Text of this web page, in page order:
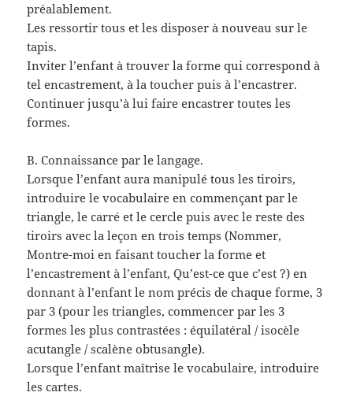
préalablement.
Les ressortir tous et les disposer à nouveau sur le
tapis.
Inviter l’enfant à trouver la forme qui correspond à
tel encastrement, à la toucher puis à l’encastrer.
Continuer jusqu’à lui faire encastrer toutes les
formes.
B. Connaissance par le langage.
Lorsque l’enfant aura manipulé tous les tiroirs,
introduire le vocabulaire en commençant par le
triangle, le carré et le cercle puis avec le reste des
tiroirs avec la leçon en trois temps (Nommer,
Montre-moi en faisant toucher la forme et
l’encastrement à l’enfant, Qu’est-ce que c’est ?) en
donnant à l’enfant le nom précis de chaque forme, 3
par 3 (pour les triangles, commencer par les 3
formes les plus contrastées : équilatéral / isocèle
acutangle / scalène obtusangle).
Lorsque l’enfant maîtrise le vocabulaire, introduire
les cartes.